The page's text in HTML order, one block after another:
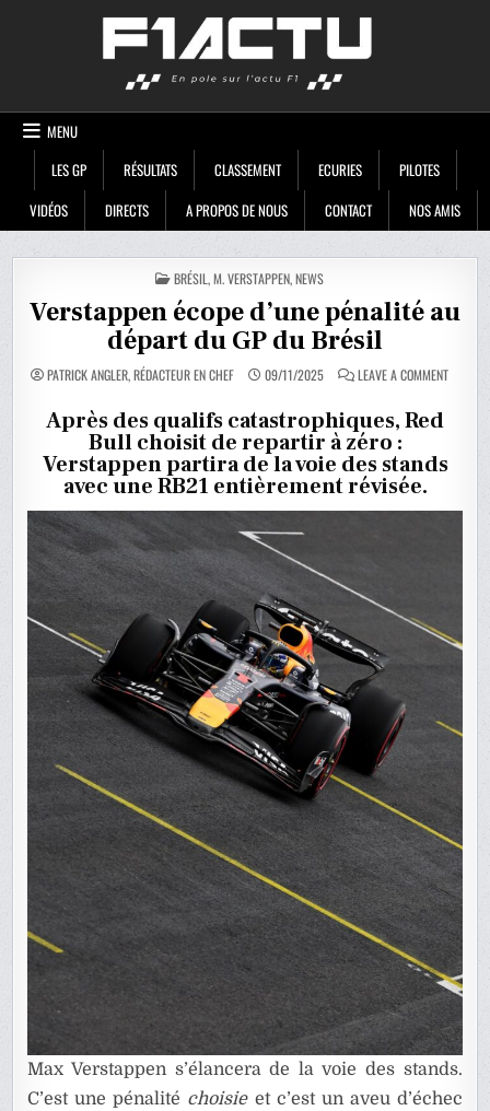
MENU
LES GP
RÉSULTATS CLASSEMENT ECURIES
PILOTES
VIDÉOS
DIRECTS A PROPOS DE NOUS CONTACT NOS AMIS
POSTED
IN
BRÉSIL,M. VERSTAPPEN,NEWS
Verstappen écope d’une pénalité au
départ du GP du Brésil
PATRICK ANGLER, RÉDACTEUR EN CHEF 09/11/2025 LEAVE A COMMENTON
DU
Après des qualifs catastrophiques, Red
Bull choisit de repartir à zéro :
Verstappen partira de la voie des stands
avec une RB21 entièrement révisée.
Max Verstappen s’élancera de la voie des stands.
C’est une pénalité choisieet c’est un aveu d’échec